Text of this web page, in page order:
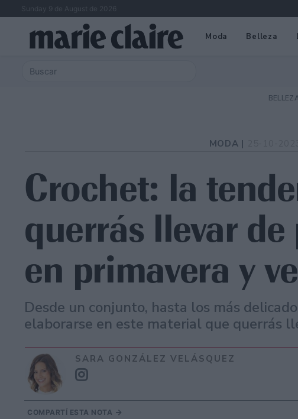
Sunday 9 de August de 2026
Moda Belleza
MODA |
Crochet: la
querrás llevar de
en primavera y
Desde un conjunto, hasta los más
elaborarse en este material que querrás
SARA GONZÁLEZ VELÁSQUEZ
COMPARTÍ ESTA NOTA